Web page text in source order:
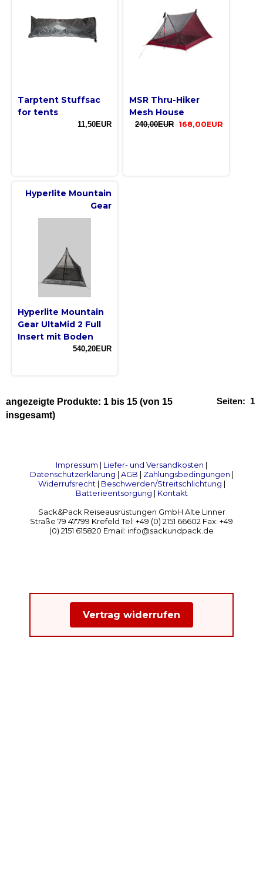
Tarptent Stuffsac
for tents
11,50EUR
MSR Thru-Hiker
Mesh House
240,00EUR 168,00EUR
Hyperlite Mountain
Gear
Hyperlite Mountain
Gear UltaMid 2 Full
Insert mit Boden
540,20EUR
Seiten: 1
angezeigte Produkte: 1 bis 15 (von 15
insgesamt)
Impressum | Liefer- und Versandkosten |
Datenschutzerklärung | AGB | Zahlungsbedingungen |
Widerrufsrecht| Beschwerden/Streitschlichtung |
Batterieentsorgung | Kontakt
Sack&Pack Reiseausrüstungen GmbH Alte Linner
Straße 79 47799 Krefeld Tel: +49 (0) 2151 66602 Fax: +49
(0) 2151 615820 Email: info@sackundpack.de
Vertrag widerrufen